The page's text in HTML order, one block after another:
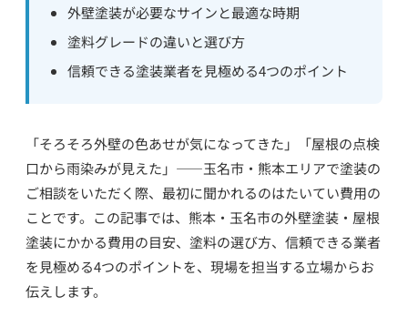
外壁塗装が必要なサインと最適な時期
塗料グレードの違いと選び方
信頼できる塗装業者を見極める4つのポイント
「そろそろ外壁の色あせが気になってきた」「屋根の点検
口から雨染みが見えた」——玉名市・熊本エリアで塗装の
ご相談をいただく際、最初に聞かれるのはたいてい費用の
ことです。この記事では、熊本・玉名市の外壁塗装・屋根
塗装にかかる費用の目安、塗料の選び方、信頼できる業者
を見極める4つのポイントを、現場を担当する立場からお
伝えします。